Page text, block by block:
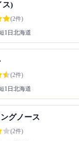
ス)
(2件)
1日 北海道
(2件)
1日 北海道
グノース
(2件)